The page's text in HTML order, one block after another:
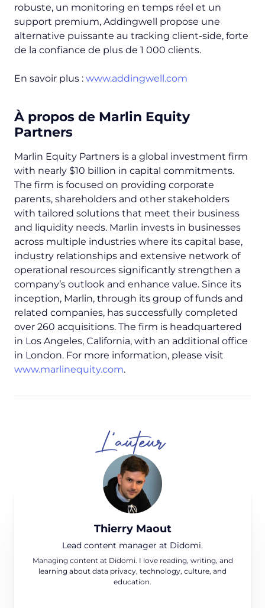
robuste, un monitoring en temps réel et un
support premium, Addingwell propose une
alternative puissante au tracking client-side, forte
de la confiance de plus de 1 000 clients.
En savoir plus : www.addingwell.com
À propos de Marlin Equity
Partners
Marlin Equity Partners is a global investment firm
with nearly $10 billion in capital commitments.
The firm is focused on providing corporate
parents, shareholders and other stakeholders
with tailored solutions that meet their business
and liquidity needs. Marlin invests in businesses
across multiple industries where its capital base,
industry relationships and extensive network of
operational resources significantly strengthen a
company’s outlook and enhance value. Since its
inception, Marlin, through its group of funds and
related companies, has successfully completed
over 260 acquisitions. The firm is headquartered
in Los Angeles, California, with an additional office
in London. For more information, please visit
www.marlinequity.com.
L'auteur
Thierry Maout
Lead content manager at Didomi.
Managing content at Didomi. I love reading, writing, and
learning about data privacy, technology, culture, and
education.